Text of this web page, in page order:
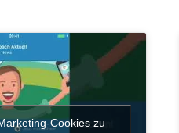
Cookies zu